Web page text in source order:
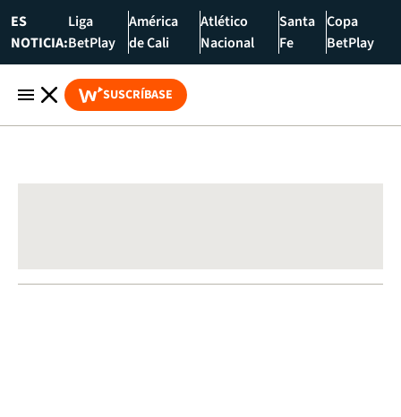
ES
NOTICIA:
Liga
BetPlay
América
de Cali
Atlético
Nacional
Santa
Fe
Copa
BetPlay
SUSCRÍBASE